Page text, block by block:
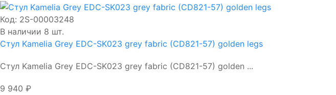
Код: 2S-00003248
В наличии 8 шт.
Стул Kamelia Grey EDC-SK023 grey fabric (CD821-57) golden legs
Стул Kamelia Grey EDC-SK023 grey fabric (CD821-57) golden ...
9 940 ₽